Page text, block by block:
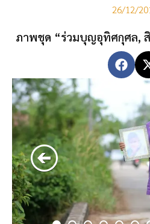
26/12/
ภาพชุด “ร่วมบุญอุทิศกุศล,